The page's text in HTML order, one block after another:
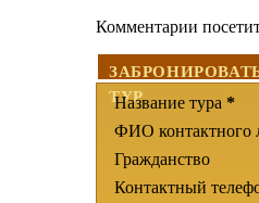
Комментарии
ТУР
Название тура *
ФИО контактного
Гражданство
Контактный